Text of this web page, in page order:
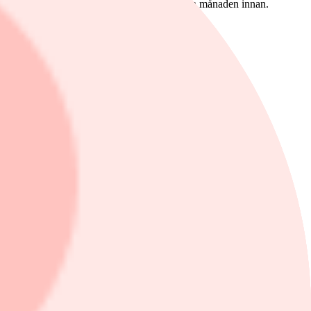
vilket är en ökning med 95 procent från månaden innan.
innan.